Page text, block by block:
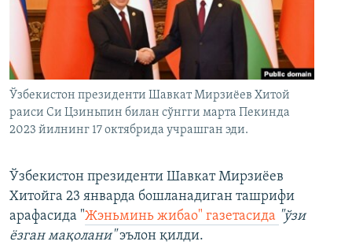
Ўзбекистон президенти Шавкат Мирзиёев Хитой
раиси Си Цзиньпин билан сўнгги марта Пекинда
2023 йилнинг 17 октябрида учрашган эди.
Ўзбекистон президенти Шавкат Мирзиёев
Хитойга 23 январда бошланадиган ташрифи
арафасида "Жэньминь жибао" газетасида "ўзи
ёзган мақолани"эълон қилди.